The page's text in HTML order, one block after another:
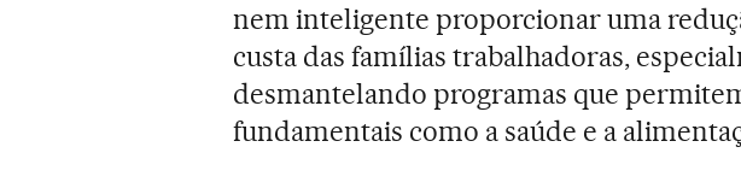
nem inteligente proporcionar uma
custa das famílias trabalhadoras,
desmantelando programas que
fundamentais como a saúde e a